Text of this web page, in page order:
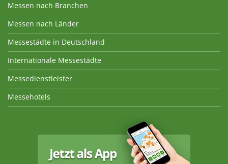
Messen nach Branchen
Messen nach Länder
Messestädte in Deutschland
Internationale Messestädte
Messedienstleister
Messehotels